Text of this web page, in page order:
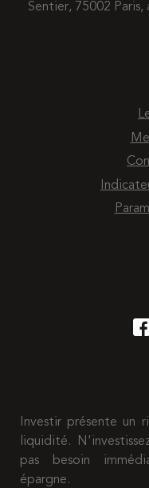
Sentier, 75002 Paris,
Investir présente un
liquidité.
pas besoin
épargne.